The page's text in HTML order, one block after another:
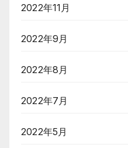
2022年11月
2022年9月
2022年8月
2022年7月
2022年5月